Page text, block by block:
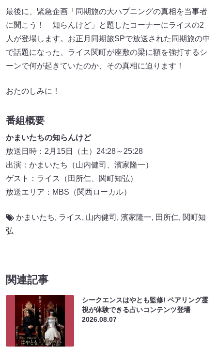
最後に、緊急企画「同期旅の大ハプニングの真相を当事者
に聞こう！ 知らんけど」と題したコーナーにライスの2
人が登場します。お正月同期旅SPで放送された同期旅の中
で話題になった、ライス関町が座敷の梁に額を強打するシ
ーンで何が起きていたのか、その真相に迫ります！
おたのしみに！
番組概要
かまいたちの知らんけど
放送日時：2月15日（土）24:28～25:28
出演：かまいたち（山内健司、濱家隆一）
ゲスト：ライス（田所仁、関町知弘）
放送エリア：MBS（関西ローカル）
かまいたち, ライス, 山内健司 , 濱家隆一, 田所仁, 関町知
弘
関連記事
シークエンスはやとも監修! ペアリング霊
視が体験できる占いコンテンツ登場
2026.08.07